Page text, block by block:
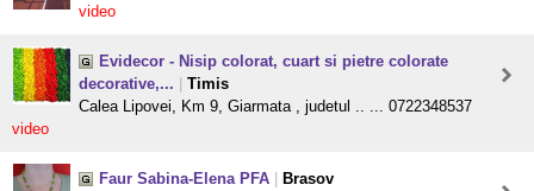
video
Evidecor - Nisip colorat, cuart si pietre colorate
decorative,...
Timis
Calea Lipovei, Km 9, Giarmata , judetul .. ... 0722348537
video
Faur Sabina-Elena PFA
Brasov